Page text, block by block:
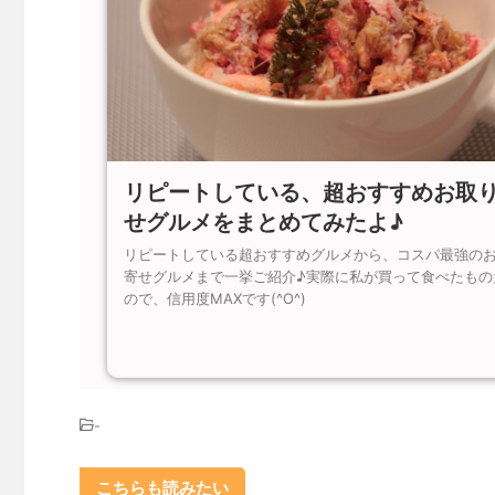
リピートしている、超おすすめお取
せグルメをまとめてみたよ♪
リピートしている超おすすめグルメから、コスパ最強の
寄せグルメまで一挙ご紹介♪実際に私が買って食べたも
ので、信用度MAXです(^O^)
-
こちらも読みたい